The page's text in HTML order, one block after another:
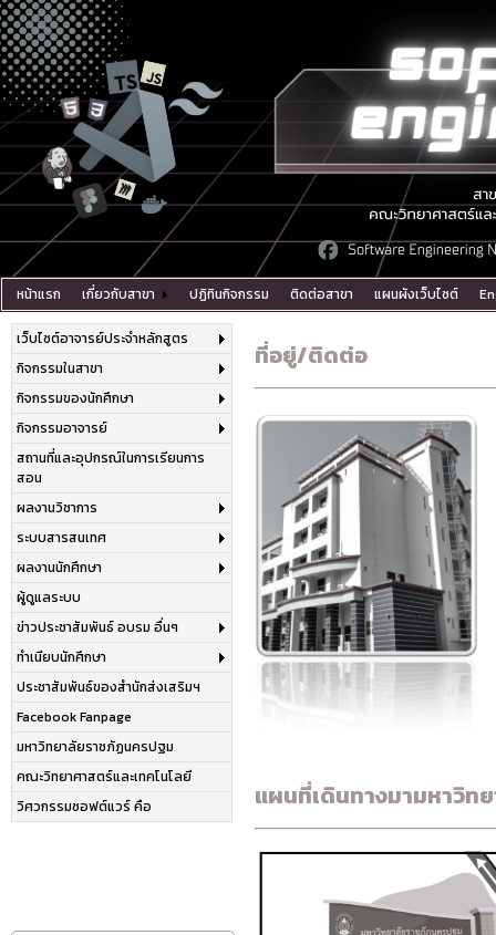
หน้าแรก เกี่ยวกับสาขา ปฏิทินกิจกรรม ติดต่อสาขา แผนผังเว็บไซต์
เว็บไซต์อาจารย์ประจำหลักสูตร
กิจกรรมในสาขา
กิจกรรมของนักศึกษา
กิจกรรมอาจารย์
สถานที่และอุปกรณ์ในการเรียนการ
สอน
ผลงานวิชาการ
ระบบสารสนเทศ
ผลงานนักศึกษา
ผู้ดูแลระบบ
ข่าวประชาสัมพันธ์ อบรม อื่นๆ
ทำเนียบนักศึกษา
ประชาสัมพันธ์ของสำนักส่งเสริมฯ
Facebook Fanpage
มหาวิทยาลัยราชภัฏนครปฐม
คณะวิทยาศาสตร์และเทคโนโลยี
วิศวกรรมซอฟต์แวร์ คือ
ที่อยู่/ติดต่อ
แผนที่เดินทางมามหาวิท